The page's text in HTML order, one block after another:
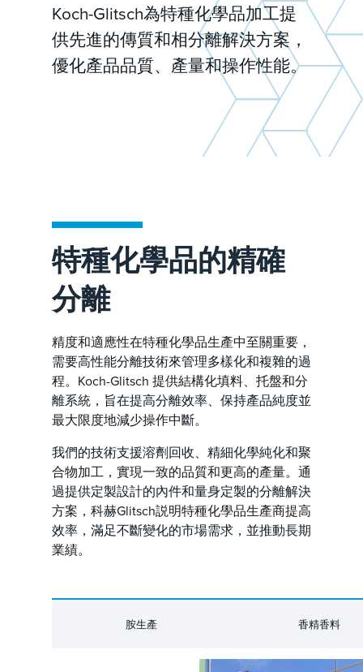
Koch-Glitsch為特種化學品加工提
供先進的傳質和相分離解決方案，
優化產品品質、產量和操作性能。
特種化學品的精確
分離
精度和適應性在特種化學品生產中至關重要，
需要高性能分離技術來管理多樣化和複雜的過
程。Koch-Glitsch 提供結構化填料、托盤和分
離系統，旨在提高分離效率、保持產品純度並
最大限度地減少操作中斷。
我們的技術支援溶劑回收、精細化學純化和聚
合物加工，實現一致的品質和更高的產量。通
過提供定製設計的內件和量身定製的分離解決
方案，科赫Glitsch説明特種化學品生產商提高
效率，滿足不斷變化的市場需求，並推動長期
業績。
胺生產 香精香料